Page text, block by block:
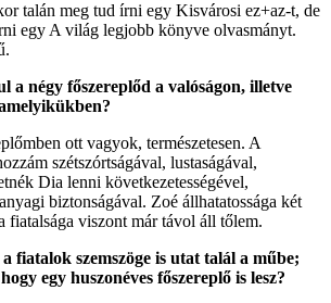
talán meg tud írni egy Kisvárosi ez+az-t, de
egy A világ legjobb könyve olvasmányt.
a négy főszereplőd a valóságon, illetve
ott vagyok, természetesen. A
szétszórtságával, lustaságával,
Dia lenni következetességével,
biztonságával. Zoé állhatatossága két
fiatalsága viszont már távol áll tőlem.
fiatalok szemszöge is utat talál a műbe;
egy huszonéves főszereplő is lesz?